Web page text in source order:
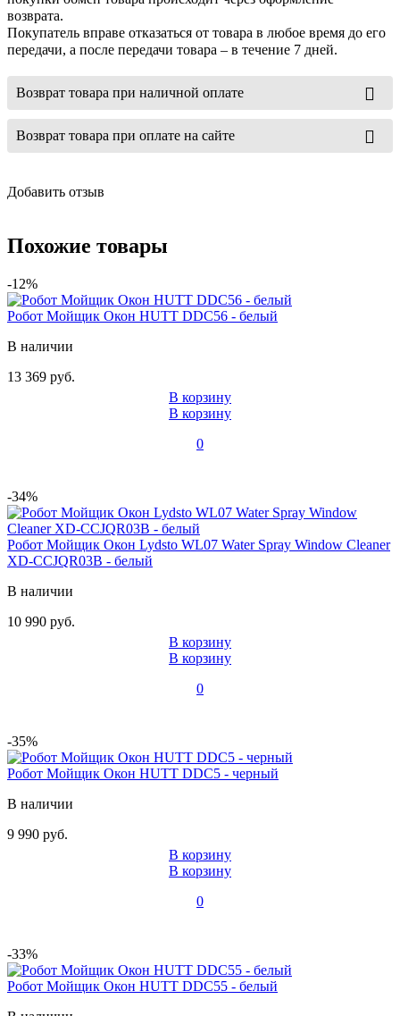
возврата.
Покупатель вправе отказаться от товара в любое время до его
передачи, а после передачи товара – в течение 7 дней.
Возврат товара при наличной оплате
Возврат товара при оплате на сайте
Добавить отзыв
Похожие товары
-12%
Робот Мойщик Окон HUTT DDC56 - белый
В наличии
13 369 руб.
В корзину
В корзину
0
-34%
Робот Мойщик Окон Lydsto WL07 Water Spray Window Cleaner
XD-CCJQR03B - белый
В наличии
10 990 руб.
В корзину
В корзину
0
-35%
Робот Мойщик Окон HUTT DDC5 - черный
В наличии
9 990 руб.
В корзину
В корзину
0
-33%
Робот Мойщик Окон HUTT DDC55 - белый